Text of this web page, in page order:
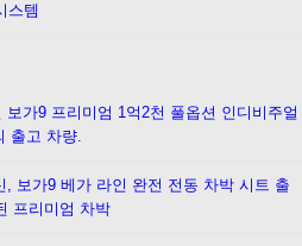
스템
보가9 프리미엄 1억2천 풀옵션 인디비주얼
출고 차량.
, 보가9 베가 라인 완전 전동 차박 시트 출
프리미엄 차박